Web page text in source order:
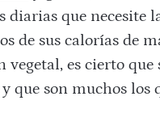
diarias que necesite
de sus calorías de
vegetal, es cierto
que son muchos